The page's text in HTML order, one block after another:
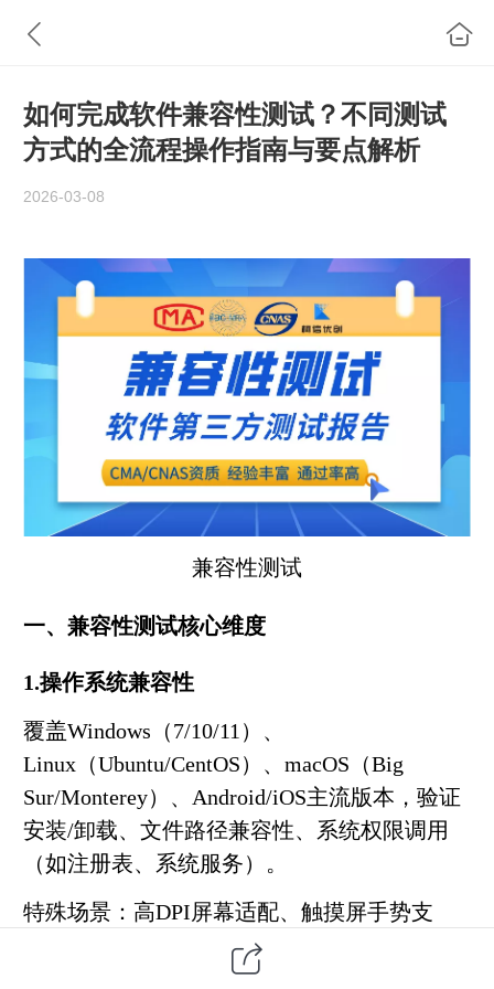
如何完成软件兼容性测试？不同测试
方式的全流程操作指南与要点解析
2026-03-08
兼容性测试
一、兼容性测试核心维度
1.操作系统兼容性
覆盖Windows（7/10/11）、
Linux（Ubuntu/CentOS）、macOS（Big
Sur/Monterey）、Android/iOS主流版本，验证
安装/卸载、文件路径兼容性、系统权限调用
（如注册表、系统服务）。
特殊场景：高DPI屏幕适配、触摸屏手势支
持、多语言系统环境（如中文/阿拉伯语系